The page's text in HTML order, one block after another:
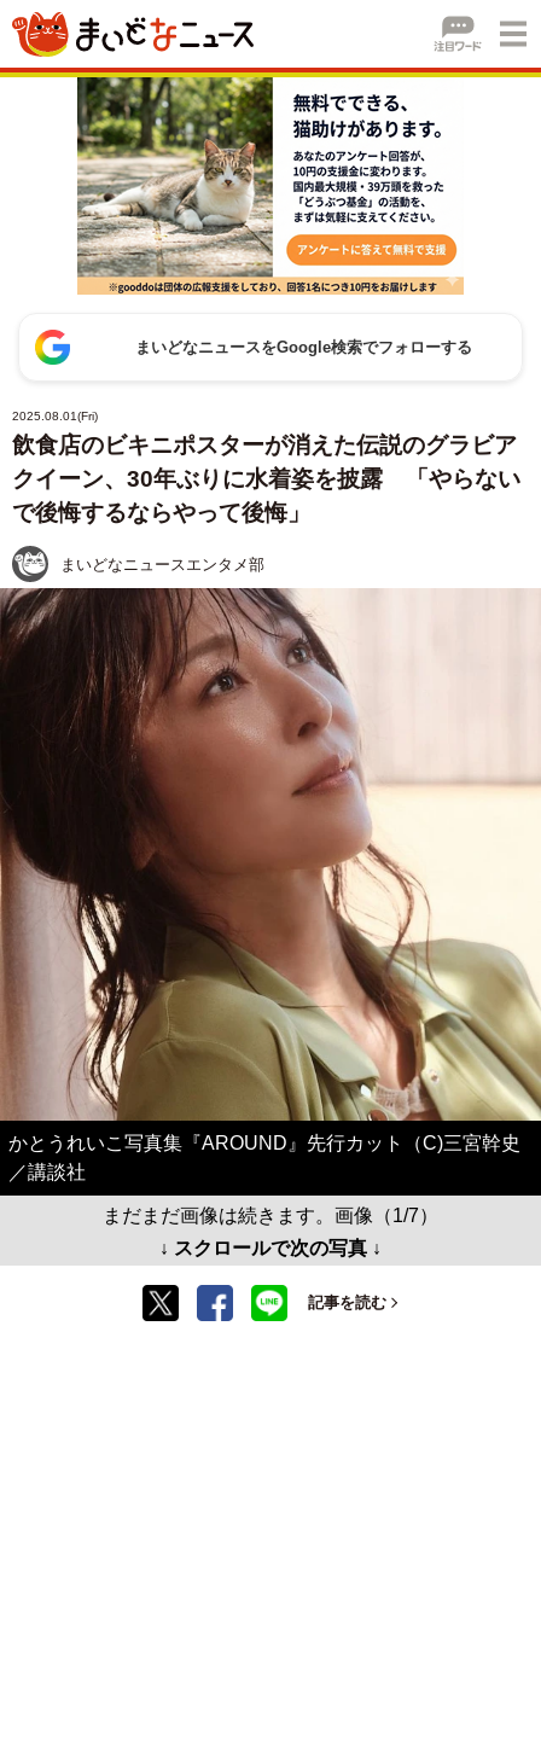
まいどなニュースをGoogle検索でフォローする
2025.08.01(Fri)
飲食店のビキニポスターが消えた伝説のグラビア
クイーン、30年ぶりに水着姿を披露 「やらない
で後悔するならやって後悔」
まいどなニュースエンタメ部
かとうれいこ写真集『AROUND』先行カット（C)三宮幹史
／講談社
まだまだ画像は続きます。画像（1/7）
↓ スクロールで次の写真 ↓
記事を読む